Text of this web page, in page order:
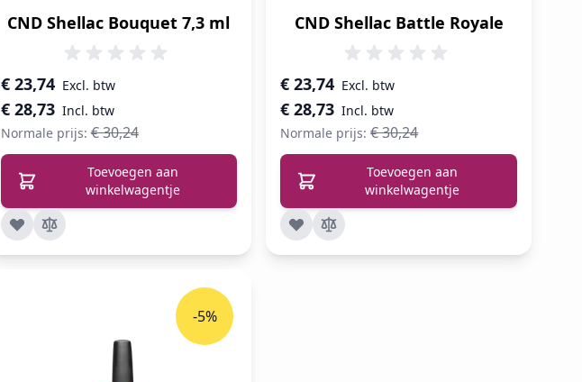
CND Shellac Bouquet 7,3 ml
Speciale prijs
€ 28,73
€ 23,74
Normale prijs: € 30,24
Toevoegen aan
winkelwagentje
CND Shellac Battle Royale
Speciale prijs
€ 28,73
€ 23,74
Normale prijs: € 30,24
Toevoegen aan
winkelwagentje
-5%